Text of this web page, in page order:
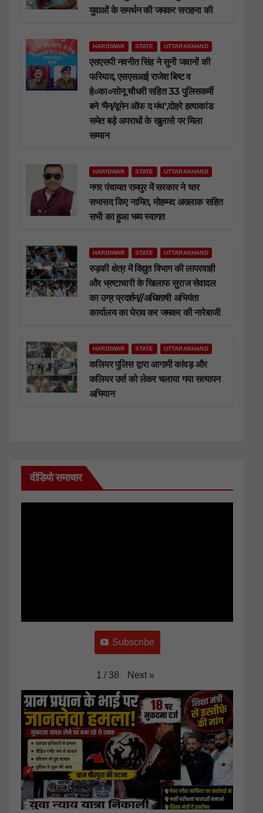
युवाओं के समर्थन की जमकर सराहना की
HARIDWAR STATE UTTARAKHAND
एसएसपी नवनीत सिंह ने सुनी जवानों की
फरियाद, एसएसआई राजेश बिष्ट व
हे०का०सोनू चौधरी सहित 33 पुलिसकर्मी
बने ‘मैन/वूमेन ऑफ द मंथ’,दोहरे हत्याकांड
समेत बड़े अपराधों के खुलासे पर मिला
सम्मान
HARIDWAR STATE UTTARAKHAND
नगर पंचायत रामपुर में सरकार ने चार
सभासद किए नामित, मोहम्मद अख्लाक सहित
सभी का हुआ भव्य स्वागत
HARIDWAR STATE UTTARAKHAND
रुड़की क्षेत्र में विद्युत विभाग की लापरवाही
और भ्रष्टाचारी के खिलाफ सुराज सेवादल
का उग्र प्रदर्शन//अधिशाषी अभियंता
कार्यालय का घेराव कर जमकर की नारेबाजी
HARIDWAR STATE UTTARAKHAND
कलियर पुलिस द्वारा आगामी कांवड़ और
कलियर उर्स को लेकर चलाया गया सत्यापन
अभियान
वीडियो समाचार
Subscribe
1 / 38 Next »